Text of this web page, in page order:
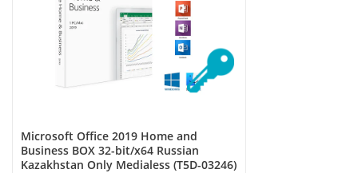
Microsoft Office 2019 Home and
Business BOX 32-bit/x64 Russian
Kazakhstan Only Medialess (T5D-03246)